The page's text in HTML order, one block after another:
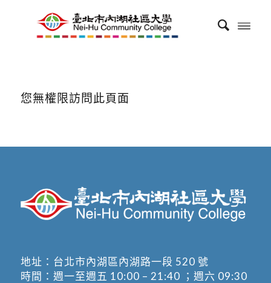
您無權限訪問此頁面
地址： 台北市內湖區內湖路一段 520 號
時間：週一至週五 10:00 – 21:40 ；週六 09:30